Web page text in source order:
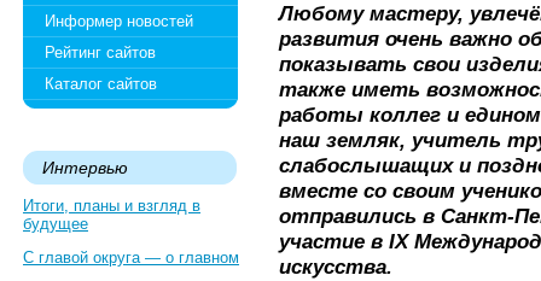
Информер новостей
Рейтинг сайтов
Каталог сайтов
Интервью
Итоги, планы и взгляд в
будущее
С главой округа — о главном
Любому мастеру,
развития очень важно
показывать свои
также иметь
работы коллег и
наш земляк, учитель
слабослышащих и
вместе со своим
отправились в Санкт-
участие в IX
искусства.